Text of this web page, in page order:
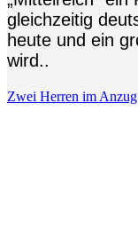
gleichzeitig
heute und ein
wird..
Zwei Herren im Anzug